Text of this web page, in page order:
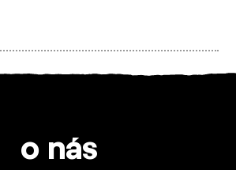
o nás